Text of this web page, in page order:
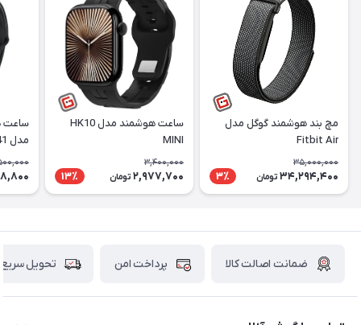
مچ بند هوشمند گوگل مدل
Fitbit Air
35,000,000
34,294,400 تومان 3٪
ساعت هوشمند مدل HK10
MINI
3,400,000
2,977,700 تومان 13٪
ساعت
مدل Ultimate 41
ضمانت اصالت کالا پرداخت امن تحویل سریع